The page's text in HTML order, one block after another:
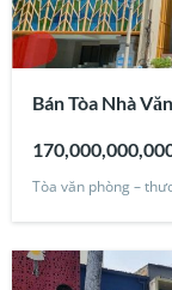
Bán Tòa Nhà
Tòa văn phòng –